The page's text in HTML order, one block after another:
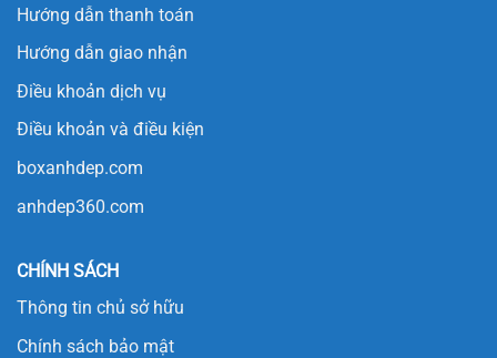
Hướng dẫn thanh toán
Hướng dẫn giao nhận
Điều khoản dịch vụ
Điều khoản và điều kiện
boxanhdep.com
anhdep360.com
CHÍNH SÁCH
Thông tin chủ sở hữu
Chính sách bảo mật